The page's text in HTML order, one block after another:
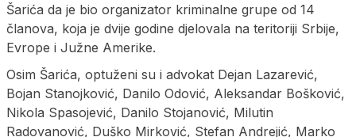
Šarića da je bio organizator kriminalne grupe od 14
članova, koja je dvije godine djelovala na teritoriji Srbije,
Evrope i Јužne Amerike.
Osim Šarića, optuženi su i advokat Dejan Lazarević,
Bojan Stanojković, Danilo Odović, Aleksandar Bošković,
Nikola Spasojević, Danilo Stojanović, Milutin
Radovanović, Duško Mirković, Stefan Andrejić, Marko